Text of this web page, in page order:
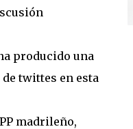
producido una
twittes en esta
madrileño,